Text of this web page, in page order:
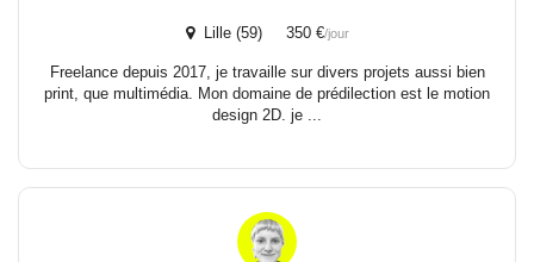
Lille (59) 350 €/jour
Freelance depuis 2017, je travaille sur divers projets aussi bien
print, que multimédia. Mon domaine de prédilection est le motion
design 2D. je ...